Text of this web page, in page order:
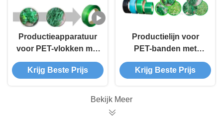
Productieapparatuur
voor PET-vlokken met
automatisch wikkelen
van PET-banden
Krijg Beste Prijs
Productielijn voor
PET-banden met
automatische
wikkeling
Krijg Beste Prijs
Bekijk Meer